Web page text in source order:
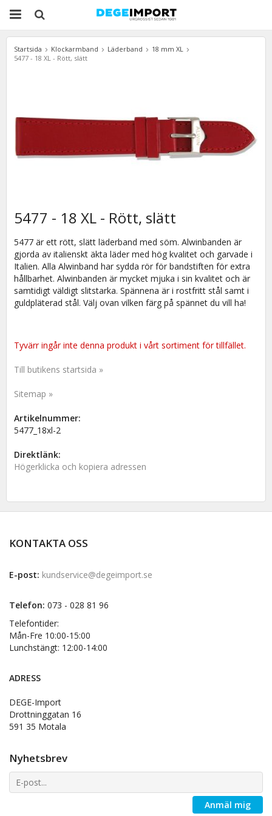
Startsida Klockarmband Läderband
18 mm XL
5477 - 18 XL - Rött, slätt
5477 - 18 XL - Rött, slätt
5477 är ett rött, slätt läderband med söm. Alwinbanden är
gjorda av italienskt äkta läder med hög kvalitet och garvade i
Italien. Alla Alwinband har sydda rör för bandstiften för extra
hållbarhet. Alwinbanden är mycket mjuka i sin kvalitet och är
samtidigt väldigt slitstarka. Spännena är i rostfritt stål samt i
guldpläterad stål. Välj ovan vilken färg på spännet du vill ha!
Tyvärr ingår inte denna produkt i vårt sortiment för tillfället.
Till butikens startsida »
Sitemap »
Artikelnummer:
5477_18xl-2
Direktlänk:
Högerklicka och kopiera adressen
KONTAKTA OSS
E-post: kundservice@degeimport.se
Telefon: 073 - 028 81 96
Telefontider:
Mån-Fre 10:00-15:00
Lunchstängt: 12:00-14:00
ADRESS
DEGE-Import
Drottninggatan 16
591 35 Motala
Nyhetsbrev
Anmäl mig